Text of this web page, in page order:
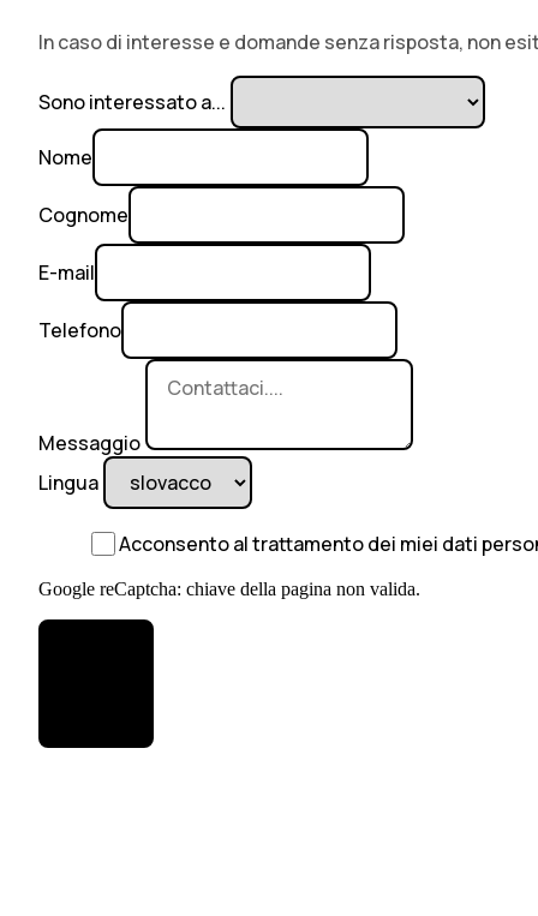
In caso di interesse e domande senza risposta, non
Sono interessato a...
Nome
Cognome
E-mail
Telefono
Messaggio
Lingua
Acconsento al trattamento dei miei dati
Google reCaptcha: chiave della pagina non valida.